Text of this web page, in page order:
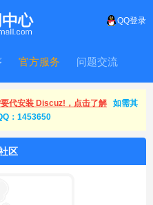
QQ登录
官方服务 问题交流
代安装 Discuz!，点击了解
如需其
：1453650
区